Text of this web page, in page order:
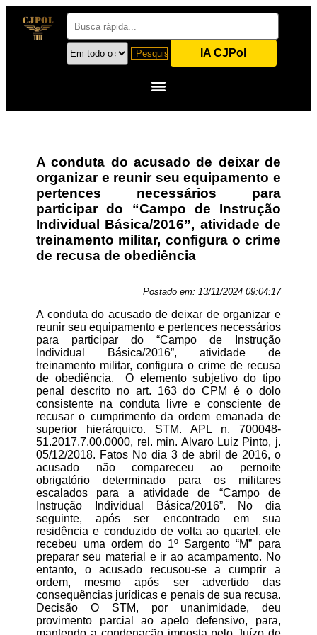
IA CJPol
A conduta do acusado de deixar de
organizar e reunir seu equipamento e
pertences necessários para
participar do “Campo de Instrução
Individual Básica/2016”, atividade de
treinamento militar, configura o crime
de recusa de obediência
Postado em: 13/11/2024 09:04:17
A conduta do acusado de deixar de organizar e
reunir seu equipamento e pertences necessários
para participar do “Campo de Instrução
Individual Básica/2016”, atividade de
treinamento militar, configura o crime de recusa
de obediência. O elemento subjetivo do tipo
penal descrito no art. 163 do CPM é o dolo
consistente na conduta livre e consciente de
recusar o cumprimento da ordem emanada de
superior hierárquico. STM. APL n. 700048-
51.2017.7.00.0000, rel. min. Alvaro Luiz Pinto, j.
05/12/2018. Fatos No dia 3 de abril de 2016, o
acusado não compareceu ao pernoite
obrigatório determinado para os militares
escalados para a atividade de “Campo de
Instrução Individual Básica/2016”. No dia
seguinte, após ser encontrado em sua
residência e conduzido de volta ao quartel, ele
recebeu uma ordem do 1º Sargento “M” para
preparar seu material e ir ao acampamento. No
entanto, o acusado recusou-se a cumprir a
ordem, mesmo após ser advertido das
consequências jurídicas e penais de sua recusa​.
Decisão O STM, por unanimidade, deu
provimento parcial ao apelo defensivo, para,